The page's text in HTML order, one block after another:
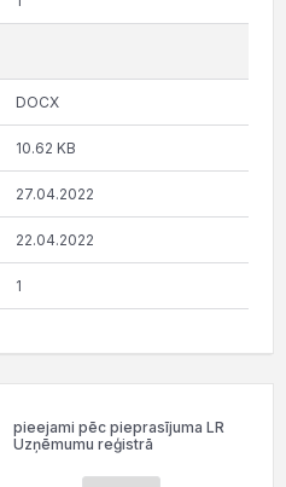
DOCX
10.62 KB
27.04.2022
22.04.2022
1
pieejami pēc pieprasījuma LR
Uzņēmumu reģistrā